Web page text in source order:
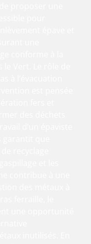
contribue à une
des métaux à
ferraille, le
une opportunité
inutilisés. En